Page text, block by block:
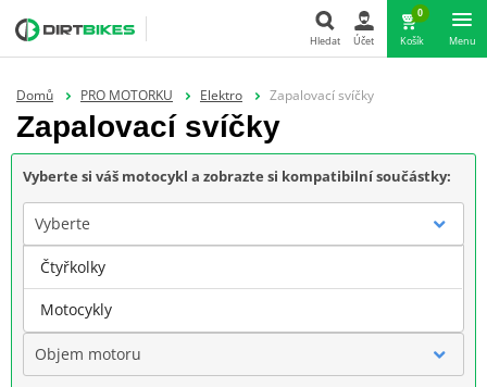
Hledat Účet
0
Košík Menu
Domů PRO MOTORKU Elektro Zapalovací svíčky
Zapalovací svíčky
Vyberte si váš motocykl a zobrazte si kompatibilní součástky:
Vyberte
Značka
Objem motoru
Čtyřkolky
Motocykly